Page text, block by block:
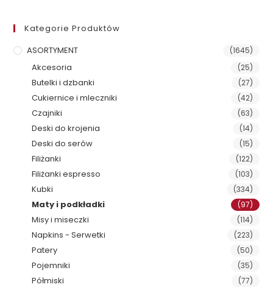
Kategorie Produktów
ASORTYMENT
(1645)
Akcesoria (25)
Butelki i dzbanki (27)
Cukiernice i mleczniki (42)
Czajniki (63)
Deski do krojenia (14)
Deski do serów (15)
Filiżanki (122)
Filiżanki espresso (103)
Kubki (334)
Maty i podkładki (97)
Misy i miseczki (114)
Napkins - Serwetki (223)
Patery (50)
Pojemniki (35)
Półmiski (77)